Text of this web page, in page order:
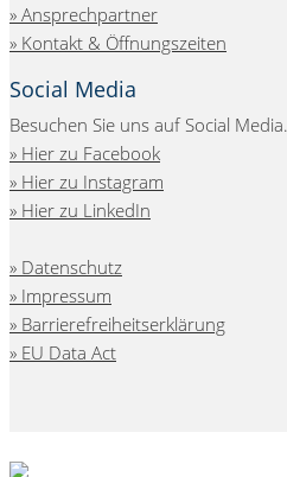
Ansprechpartner
Kontakt & Öffnungszeiten
Social Media
Besuchen Sie uns auf Social Media.
Hier zu Facebook
Hier zu Instagram
Hier zu LinkedIn
Datenschutz
Impressum
Barrierefreiheitserklärung
EU Data Act